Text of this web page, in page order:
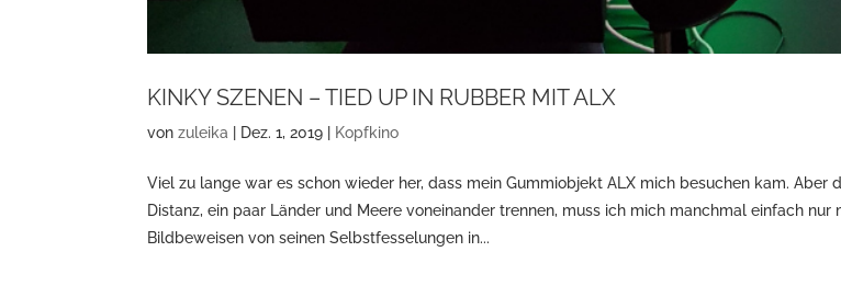
KINKY SZENEN – TIED UP IN RUBBER MIT ALX
vonzuleika Dez. 1, 2019 Kopfkino
Viel zu lange war es schon wieder her, dass mein Gummiobjekt ALX mich besuchen kam. Aber
Distanz, ein paar Länder und Meere voneinander trennen, muss ich mich manchmal einfach nur
Bildbeweisen von seinen Selbstfesselungen in...